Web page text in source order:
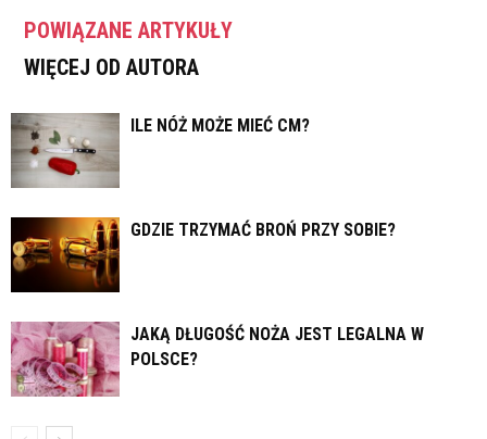
POWIĄZANE ARTYKUŁY
WIĘCEJ OD AUTORA
ILE NÓŻ MOŻE MIEĆ CM?
GDZIE TRZYMAĆ BROŃ PRZY SOBIE?
JAKĄ DŁUGOŚĆ NOŻA JEST LEGALNA W
POLSCE?